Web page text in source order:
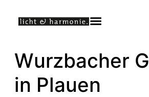
Wurzbacher
in Plauen